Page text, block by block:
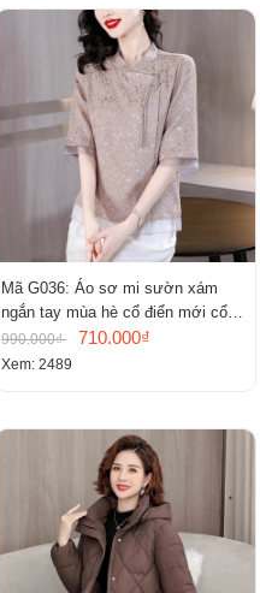
Mã G036: Áo sơ mi sườn xám
ngắn tay mùa hè cổ điển mới cổ
đứng
990.000₫ 710.000₫
Xem: 2489